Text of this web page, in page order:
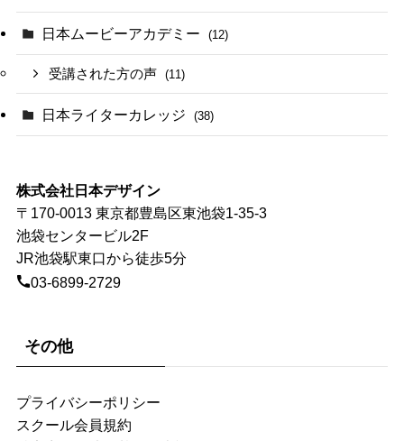
日本ムービーアカデミー (12)
受講された方の声 (11)
日本ライターカレッジ (38)
株式会社日本デザイン
〒170-0013 東京都豊島区東池袋1-35-3
池袋センタービル2F
JR池袋駅東口から徒歩5分
03-6899-2729
その他
プライバシーポリシー
スクール会員規約